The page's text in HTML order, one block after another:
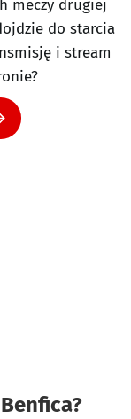
meczy drugiej
do starcia
i stream